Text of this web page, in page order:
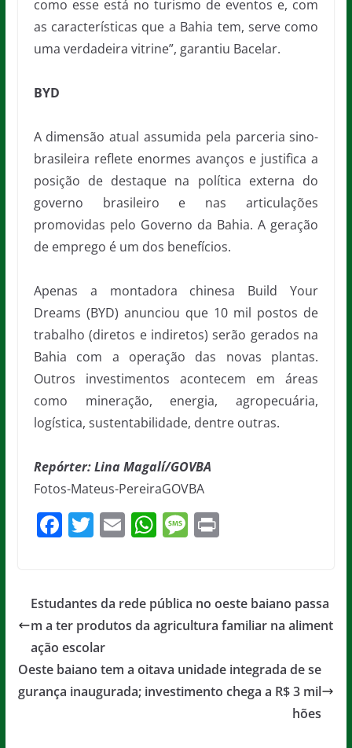
como esse está no turismo de eventos e, com
as características que a Bahia tem, serve como
uma verdadeira vitrine”, garantiu Bacelar.
BYD
A dimensão atual assumida pela parceria sino-
brasileira reflete enormes avanços e justifica a
posição de destaque na política externa do
governo brasileiro e nas articulações
promovidas pelo Governo da Bahia. A geração
de emprego é um dos benefícios.
Apenas a montadora chinesa Build Your
Dreams (BYD) anunciou que 10 mil postos de
trabalho (diretos e indiretos) serão gerados na
Bahia com a operação das novas plantas.
Outros investimentos acontecem em áreas
como mineração, energia, agropecuária,
logística, sustentabilidade, dentre outras.
Repórter: Lina Magalí/GOVBA
Fotos-Mateus-PereiraGOVBA
F
e
b
o
o
k
T
er
E
l
W
s
A
p
M
a
g
Pr
Estudantes da rede pública no oeste baiano passa
m a ter produtos da agricultura familiar na aliment
ação escolar
Oeste baiano tem a oitava unidade integrada de se
gurança inaugurada; investimento chega a R$ 3 mil
hões